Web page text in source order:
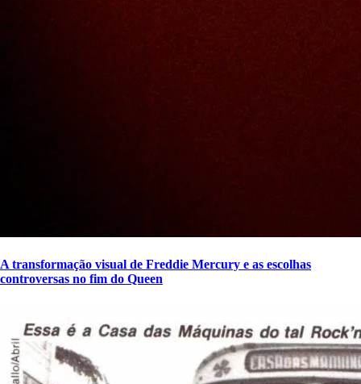
A transformação visual de Freddie Mercury e as escolhas
controversas no fim do Queen